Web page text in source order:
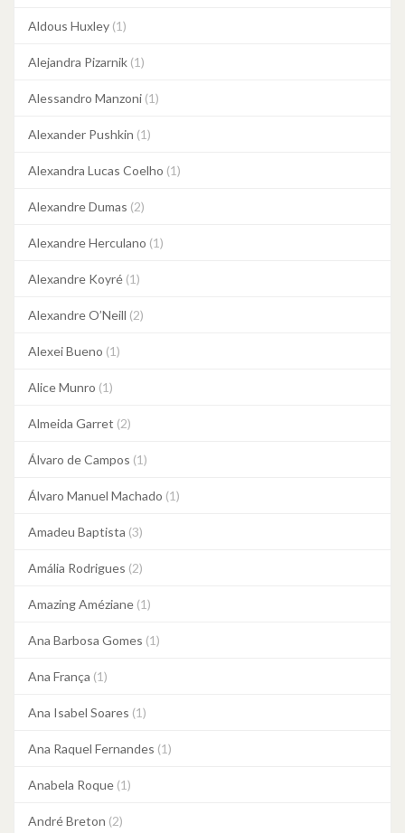
Aldous Huxley (1)
Alejandra Pizarnik (1)
Alessandro Manzoni (1)
Alexander Pushkin (1)
Alexandra Lucas Coelho (1)
Alexandre Dumas (2)
Alexandre Herculano (1)
Alexandre Koyré (1)
Alexandre O’Neill (2)
Alexei Bueno (1)
Alice Munro (1)
Almeida Garret (2)
Álvaro de Campos (1)
Álvaro Manuel Machado (1)
Amadeu Baptista (3)
Amália Rodrigues (2)
Amazing Améziane (1)
Ana Barbosa Gomes (1)
Ana França (1)
Ana Isabel Soares (1)
Ana Raquel Fernandes (1)
Anabela Roque (1)
André Breton (2)